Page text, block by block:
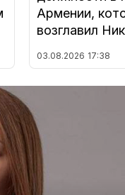
Армении,
возглавил
03.08.2026 17:38